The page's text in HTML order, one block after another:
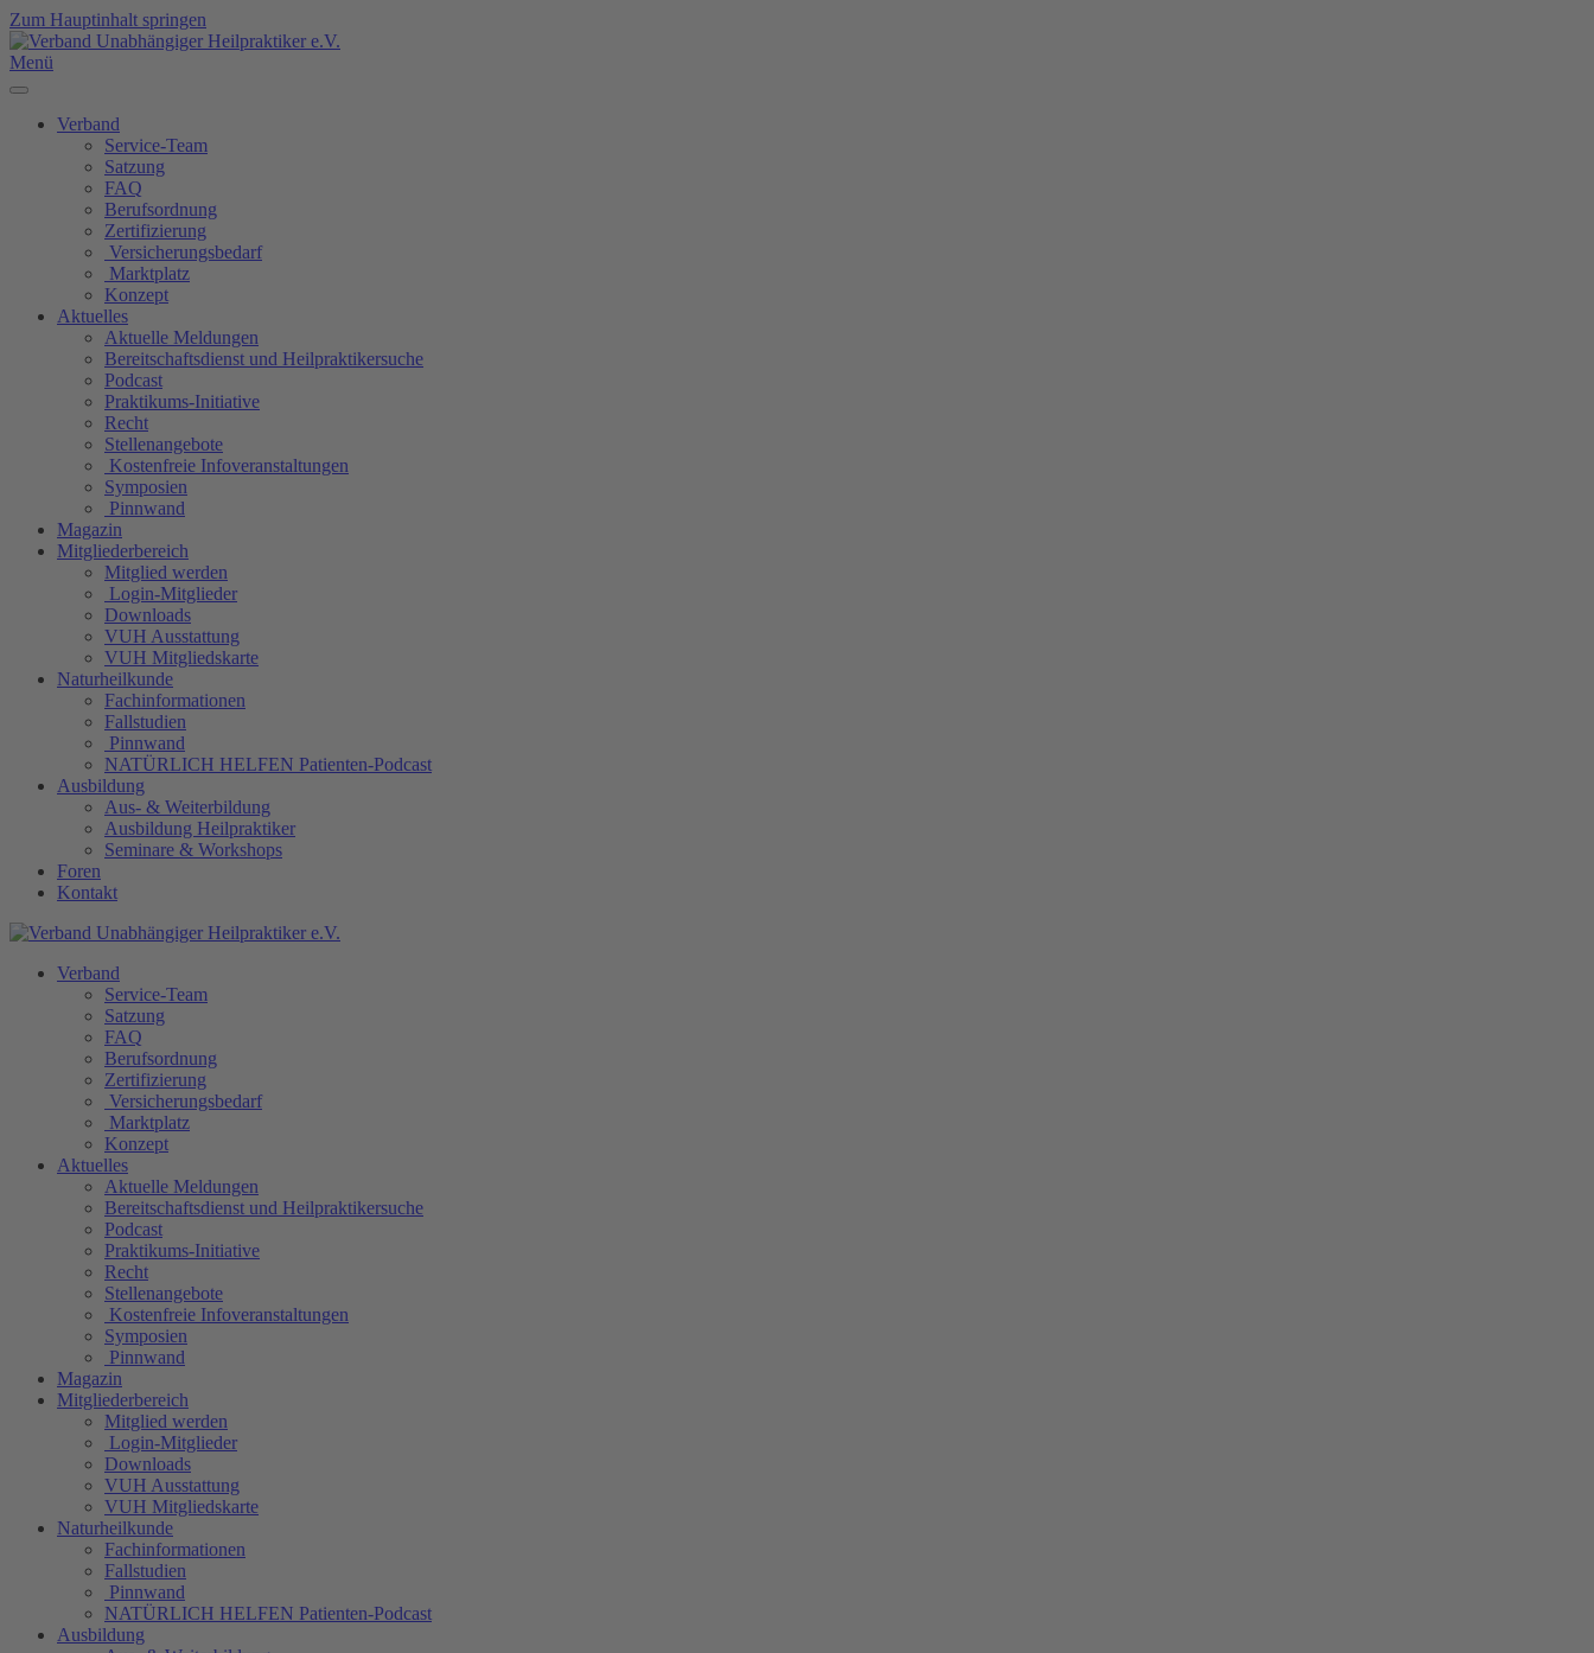
Zum Hauptinhalt springen
Menü
Verband
Service-Team
Satzung
FAQ
Berufsordnung
Zertifizierung
Versicherungsbedarf
Marktplatz
Konzept
Aktuelles
Aktuelle Meldungen
Bereitschaftsdienst und Heilpraktikersuche
Podcast
Praktikums-Initiative
Recht
Stellenangebote
Kostenfreie Infoveranstaltungen
Symposien
Pinnwand
Magazin
Mitgliederbereich
Mitglied werden
Login-Mitglieder
Downloads
VUH Ausstattung
VUH Mitgliedskarte
Naturheilkunde
Fachinformationen
Fallstudien
Pinnwand
NATÜRLICH HELFEN Patienten-Podcast
Ausbildung
Aus- & Weiterbildung
Ausbildung Heilpraktiker
Seminare & Workshops
Foren
Kontakt
Verband
Service-Team
Satzung
FAQ
Berufsordnung
Zertifizierung
Versicherungsbedarf
Marktplatz
Konzept
Aktuelles
Aktuelle Meldungen
Bereitschaftsdienst und Heilpraktikersuche
Podcast
Praktikums-Initiative
Recht
Stellenangebote
Kostenfreie Infoveranstaltungen
Symposien
Pinnwand
Magazin
Mitgliederbereich
Mitglied werden
Login-Mitglieder
Downloads
VUH Ausstattung
VUH Mitgliedskarte
Naturheilkunde
Fachinformationen
Fallstudien
Pinnwand
NATÜRLICH HELFEN Patienten-Podcast
Ausbildung